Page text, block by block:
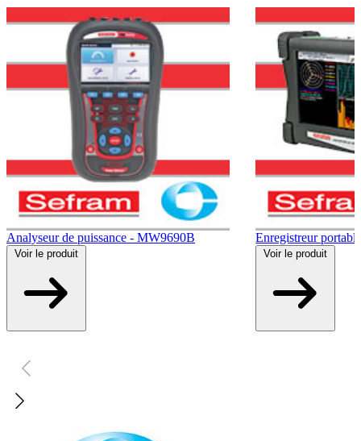
Analyseur de puissance - MW9690B
Voir le produit
Enregistreur
Voir le produit